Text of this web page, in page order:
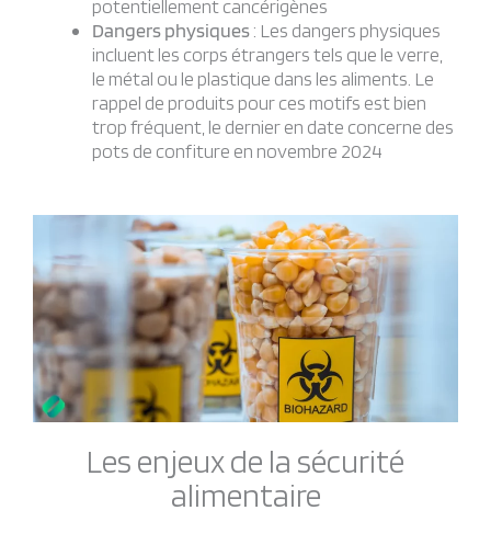
potentiellement cancérigènes
Dangers physiques: Les dangers physiques
incluent les corps étrangers tels que le verre,
le métal ou le plastique dans les aliments. Le
rappel de produits pour ces motifs est bien
trop fréquent, le dernier en date concerne des
pots de confiture en novembre 2024
Les enjeux de la sécurité
alimentaire